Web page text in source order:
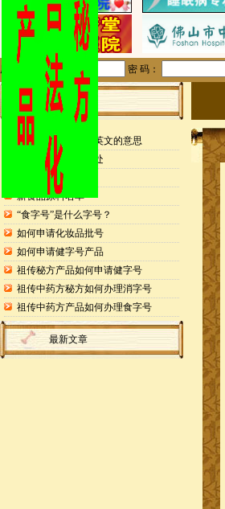
用户名： 密 码：
站内公告
检测报告封面缩写英文的意思
申请专利的25个好处
药食同源目录
新食品原料名单
“食字号”是什么字号？
如何申请化妆品批号
如何申请健字号产品
祖传秘方产品如何申请健字号
祖传中药方秘方如何办理消字号
祖传中药方产品如何办理食字号
最新文章